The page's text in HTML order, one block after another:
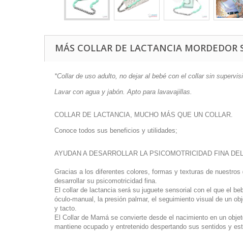
MÁS COLLAR DE LACTANCIA
*Collar de uso adulto, no dejar al bebé con el collar sin
Lavar con agua y jabón. Apto para lavavajillas.
COLLAR DE LACTANCIA, MUCHO MÁS QUE UN COLLAR.
Conoce todos sus beneficios y utilidades;
AYUDAN A DESARROLLAR LA PSICOMOTRICIDAD FINA
Gracias a los diferentes colores, formas y texturas de
desarrollar su psicomotricidad fina.
El collar de lactancia será su juguete sensorial con el que el
óculo-manual, la presión palmar, el seguimiento visual de un
y tacto.
El Collar de Mamá se convierte desde el nacimiento en un
mantiene ocupado y entretenido despertando sus sentidos y